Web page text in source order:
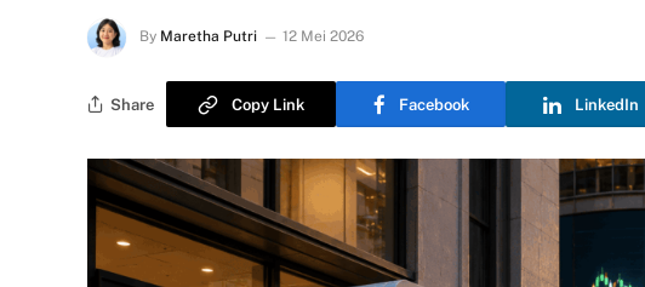
By Maretha Putri 12 Mei 2026
Share Copy Link Facebook LinkedIn